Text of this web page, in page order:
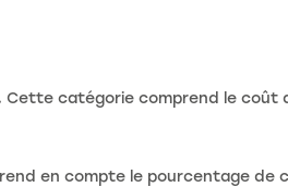
Cette catégorie comprend le coût
en compte le pourcentage de